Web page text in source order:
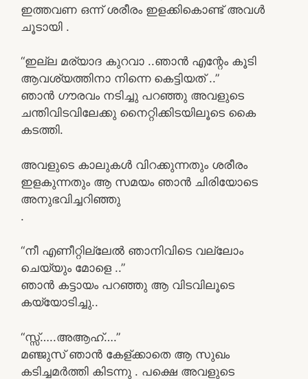
ഇത്തവണ ഒന്ന് ശരീരം ഇളക്കികൊണ്ട് അവൾ
ചൂടായി .
“ഇല്ല മര്യാദ കുറവാ ..ഞാൻ എന്റേം കൂടി
ആവശ്യത്തിനാ നിന്നെ കെട്ടിയത് ..”
ഞാൻ ഗൗരവം നടിച്ചു പറഞ്ഞു അവളുടെ
ചന്തിവിടവിലേക്കു നൈറ്റിക്കിടയിലൂടെ കൈ
കടത്തി.
അവളുടെ കാലുകൾ വിറക്കുന്നതും ശരീരം
ഇളകുന്നതും ആ സമയം ഞാൻ ചിരിയോടെ
അനുഭവിച്ചറിഞ്ഞു
.
“നീ എണീറ്റില്ലേൽ ഞാനിവിടെ വല്ലോം
ചെയ്യും മോളെ ..”
ഞാൻ കട്ടായം പറഞ്ഞു ആ വിടവിലൂടെ
കയ്യോടിച്ചു..
“സ്സ്…..അആഹ്….”
മഞ്ജുസ് ഞാൻ കേള്ക്കാതെ ആ സുഖം
കടിച്ചമർത്തി കിടന്നു . പക്ഷെ അവളുടെ